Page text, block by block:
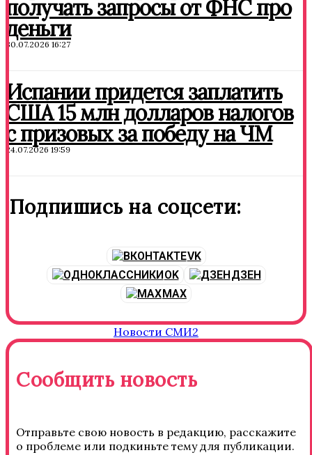
получать запросы от ФНС про
деньги
30.07.2026 16:27
Испании придется заплатить
США 15 млн долларов налогов
с призовых за победу на ЧМ
24.07.2026 19:59
Подпишись на соцсети:
VK
OK
ДЗЕН
MAX
Новости СМИ2
Сообщить новость
Отправьте свою новость в редакцию, расскажите
о проблеме или подкиньте тему для публикации.